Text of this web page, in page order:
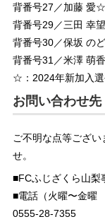
背番号27／加藤 愛☆
背番号29／三田 幸
背番号30／保坂 の
背番号31／米澤 萌
☆：2024年新加入
お問い合わせ先
ご不明な点等ござ
せ。
■FCふじざくら山梨
■電話（火曜〜金曜
0555-28-7355